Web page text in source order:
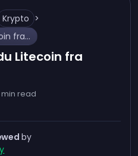
Krypto >
Sådan udbetaler du Litecoin fra Freecash
Litecoin fra
min read
by